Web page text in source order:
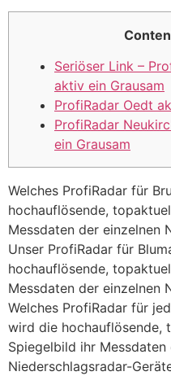
Seriöser Link –
aktiv ein Grausam
ProfiRadar Oedt
ProfiRadar
ein Grausam
Welches ProfiRadar für
hochauflösende,
Messdaten der einzelnen
Unser ProfiRadar für
hochauflösende,
Messdaten der einzelnen
Welches ProfiRadar für
wird die hochauflösende,
Spiegelbild ihr Messdaten
Niederschlagsradar-